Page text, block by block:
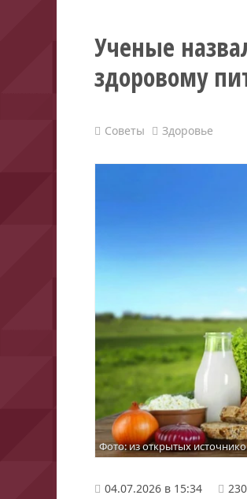
Ученые
здоровому
Советы Здоровье
Фото: из открытых
04.07.2026 в 15:34 230